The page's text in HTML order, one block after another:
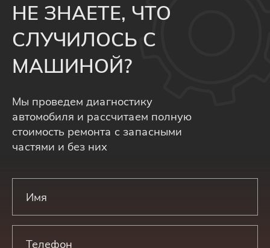
НЕ ЗНАЕТЕ, ЧТО
СЛУЧИЛОСЬ С
МАШИНОЙ?
Мы проведем диагностику
автомобиля и рассчитаем полную
стоимость ремонта с запасными
частями и без них